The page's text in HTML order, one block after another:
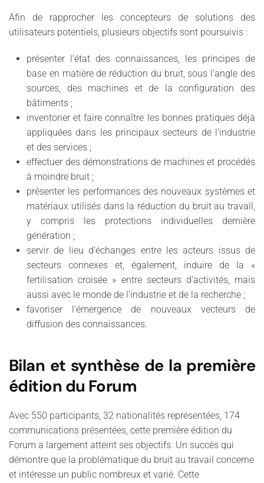
Afin de rapprocher les concepteurs de solutions des
utilisateurs potentiels, plusieurs objectifs sont poursuivis :
présenter l’état des connaissances, les principes de
base en matière de réduction du bruit, sous l’angle des
sources, des machines et de la configuration des
bâtiments ;
inventorier et faire connaître les bonnes pratiques déjà
appliquées dans les principaux secteurs de l’industrie
et des services ;
effectuer des démonstrations de machines et procédés
à moindre bruit ;
présenter les performances des nouveaux systèmes et
matériaux utilisés dans la réduction du bruit au travail,
y compris les protections individuelles dernière
génération ;
servir de lieu d’échanges entre les acteurs issus de
secteurs connexes et, également, induire de la «
fertilisation croisée » entre secteurs d’activités, mais
aussi avec le monde de l’industrie et de la recherche ;
favoriser l’émergence de nouveaux vecteurs de
diffusion des connaissances.
Bilan et synthèse de la première
édition du Forum
Avec 550 participants, 32 nationalités représentées, 174
communications présentées, cette première édition du
Forum a largement atteint ses objectifs. Un succès qui
démontre que la problématique du bruit au travail concerne
et intéresse un public nombreux et varié. Cette